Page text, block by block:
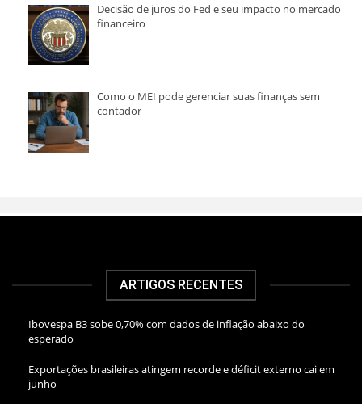
Decisão de juros do Fed e seu impacto no mercado
financeiro
Como o MEI pode gerenciar suas finanças sem
contador
ARTIGOS RECENTES
Ibovespa B3 sobe 0,70% com dados de inflação abaixo do
esperado
Exportações brasileiras atingem recorde e déficit externo cai em
junho